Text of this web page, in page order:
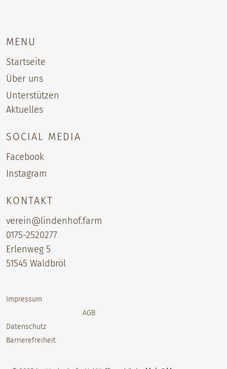
MENU
Startseite
Über uns
Unterstützen
Aktuelles
KONTAKT
verein@lindenhof.farm
0175-2520277‬
Erlenweg 5
51545 Waldbröl
SOCIAL MEDIA
Instagram
Facebook
Impressum
Datenschutz
AGB
Barrierefreiheit